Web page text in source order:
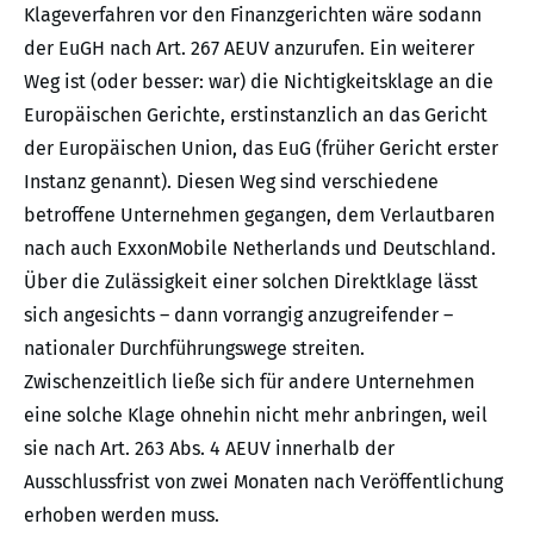
Klageverfahren vor den Finanzgerichten wäre sodann
der EuGH nach Art. 267 AEUV anzurufen. Ein weiterer
Weg ist (oder besser: war) die Nichtigkeitsklage an die
Europäischen Gerichte, erstinstanzlich an das Gericht
der Europäischen Union, das EuG (früher Gericht erster
Instanz genannt). Diesen Weg sind verschiedene
betroffene Unternehmen gegangen, dem Verlautbaren
nach auch ExxonMobile Netherlands und Deutschland.
Über die Zulässigkeit einer solchen Direktklage lässt
sich angesichts – dann vorrangig anzugreifender –
nationaler Durchführungswege streiten.
Zwischenzeitlich ließe sich für andere Unternehmen
eine solche Klage ohnehin nicht mehr anbringen, weil
sie nach Art. 263 Abs. 4 AEUV innerhalb der
Ausschlussfrist von zwei Monaten nach Veröffentlichung
erhoben werden muss.